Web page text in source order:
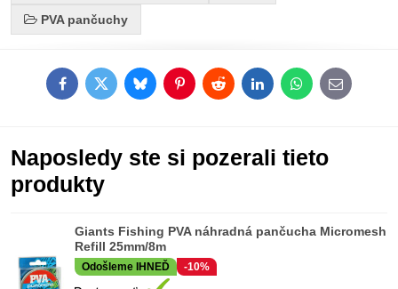
PVA pančuchy
FacebookTwitterBlueskyPinterestRedditLinkedInWhatsApp
E-
mail
Naposledy ste si pozerali tieto
produkty
Giants Fishing PVA náhradná pančucha Micromesh
Refill 25mm/8m
Odošleme IHNEĎ -10%